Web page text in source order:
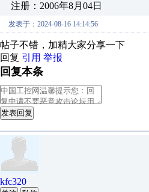
注册：2006年8月04日
发表于：2024-08-16 14:14:56
帖子不错，加精大家分享一下
回复 引用 举报
回复本条
发表回复
kfc320